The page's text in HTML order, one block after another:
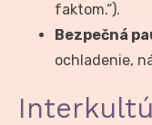
faktom.“).
Bezpečná
ochladenie,